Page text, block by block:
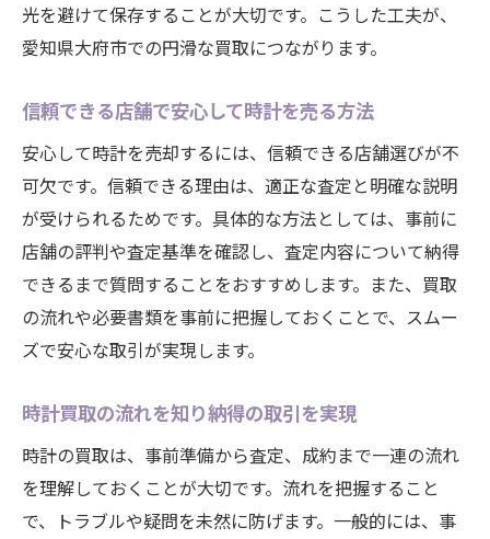
光を避けて保存することが大切です。こうした工夫が、
愛知県大府市での円滑な買取につながります。
信頼できる店舗で安心して時計を売る方法
安心して時計を売却するには、信頼できる店舗選びが不
可欠です。信頼できる理由は、適正な査定と明確な説明
が受けられるためです。具体的な方法としては、事前に
店舗の評判や査定基準を確認し、査定内容について納得
できるまで質問することをおすすめします。また、買取
の流れや必要書類を事前に把握しておくことで、スムー
ズで安心な取引が実現します。
時計買取の流れを知り納得の取引を実現
時計の買取は、事前準備から査定、成約まで一連の流れ
を理解しておくことが大切です。流れを把握すること
で、トラブルや疑問を未然に防げます。一般的には、事